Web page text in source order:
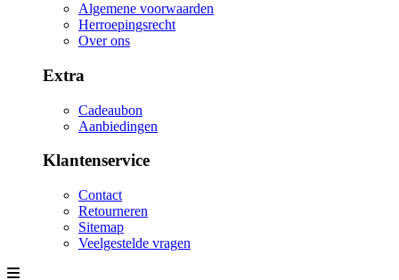
Algemene voorwaarden
Herroepingsrecht
Over ons
Extra
Cadeaubon
Aanbiedingen
Klantenservice
Contact
Retourneren
Sitemap
Veelgestelde vragen